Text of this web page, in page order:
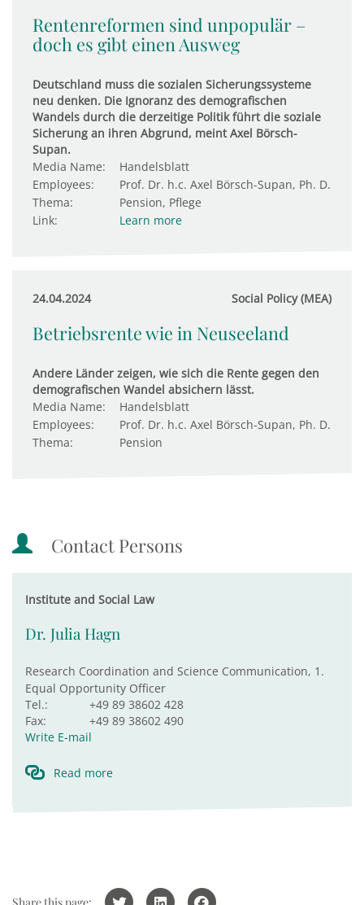
Rentenreformen sind unpopulär –
doch es gibt einen Ausweg
Deutschland muss die sozialen Sicherungssysteme
neu denken. Die Ignoranz des demografischen
Wandels durch die derzeitige Politik führt die soziale
Sicherung an ihren Abgrund, meint Axel Börsch-
Supan.
Media Name:
Handelsblatt
Employees:
Prof. Dr. h.c. Axel Börsch-Supan, Ph. D.
Thema:
Pension, Pflege
Link:
Learn more
24.04.2024 Social Policy (MEA)
Betriebsrente wie in Neuseeland
Andere Länder zeigen, wie sich die Rente gegen den
demografischen Wandel absichern lässt.
Media Name:
Handelsblatt
Employees:
Prof. Dr. h.c. Axel Börsch-Supan, Ph. D.
Thema:
Pension
Contact Persons
Institute and Social Law
Dr. Julia Hagn
Research Coordination and Science Communication, 1.
Equal Opportunity Officer
Tel.:
+49 89 38602 428
Fax:
+49 89 38602 490
Write E-mail
Read more